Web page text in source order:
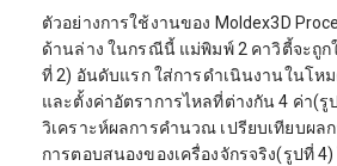
ตัวอย่างการใช้งานของ Moldex3D
ด้านล่าง ในกรณีนี้ แม่พิมพ์ 2 คาวิตี้จะถูก
ที่ 2) อันดับแรก ใส่การดำเนินงานในโหม
และตั้งค่าอัตราการไหลที่ต่างกัน 4 ค่า(รู
วิเคราะห์ผลการคำนวณ เปรียบเทียบผล
การตอบสนองของเครื่องจักรจริง(รูปที่